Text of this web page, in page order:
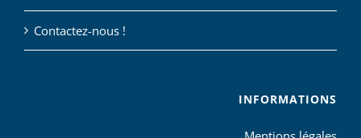
Contactez-nous !
INFORMATIONS